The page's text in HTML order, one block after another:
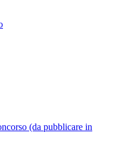
(da pubblicare in